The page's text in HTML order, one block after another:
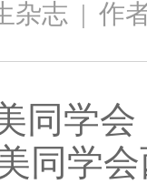
杂志 | 作
同学
同学